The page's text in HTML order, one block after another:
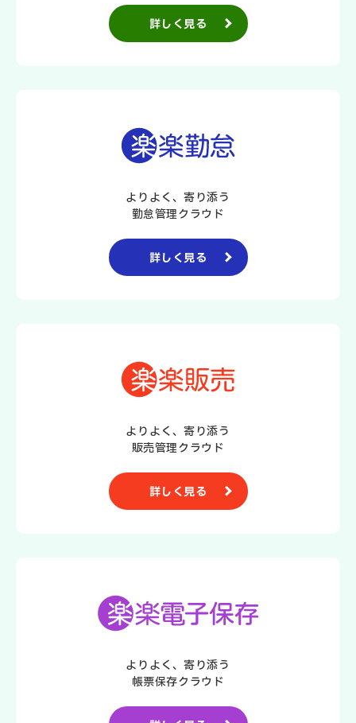
詳しく見る
よりよく、寄り添う
勤怠管理クラウド
詳しく見る
よりよく、寄り添う
販売管理クラウド
詳しく見る
よりよく、寄り添う
帳票保存クラウド